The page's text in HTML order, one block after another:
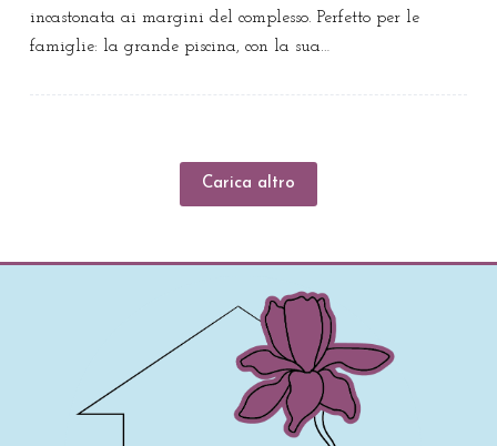
incastonata ai margini del complesso. Perfetto per le
famiglie: la grande piscina, con la sua…
Carica altro